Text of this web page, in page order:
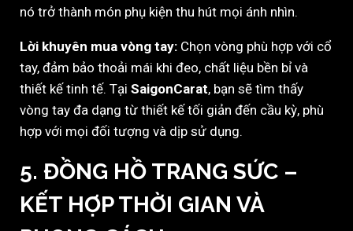
nó trở thành món phụ kiện thu hút mọi ánh nhìn.
Lời khuyên mua vòng tay: Chọn vòng phù hợp với cổ
tay, đảm bảo thoải mái khi đeo, chất liệu bền bỉ và
thiết kế tinh tế. Tại SaigonCarat, bạn sẽ tìm thấy
vòng tay đa dạng từ thiết kế tối giản đến cầu kỳ, phù
hợp với mọi đối tượng và dịp sử dụng.
5. ĐỒNG HỒ TRANG SỨC –
KẾT HỢP THỜI GIAN VÀ